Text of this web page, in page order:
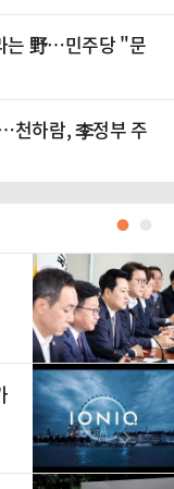
는 野…민주당 "문
천하람, 李정부 주
●